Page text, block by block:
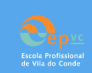
conteúdo